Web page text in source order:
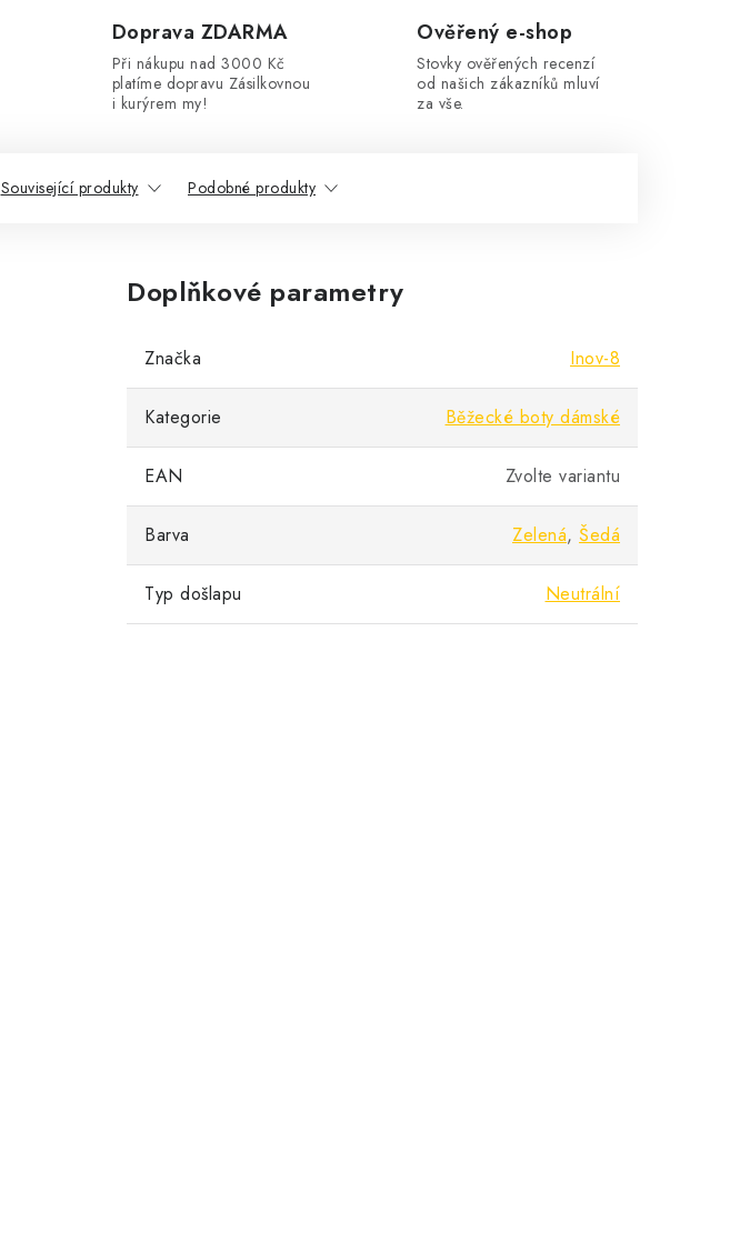
Doprava ZDARMA
Při nákupu nad 3000 Kč
platíme dopravu Zásilkovnou
i kurýrem my!
Ověřený e-shop
Stovky ověřených recenzí
od našich zákazníků mluví
za vše.
Související produkty Podobné produkty
Doplňkové parametry
Značka Inov-8
Kategorie Běžecké boty dámské
EAN Zvolte variantu
Barva Zelená, Šedá
Typ došlapu Neutrální